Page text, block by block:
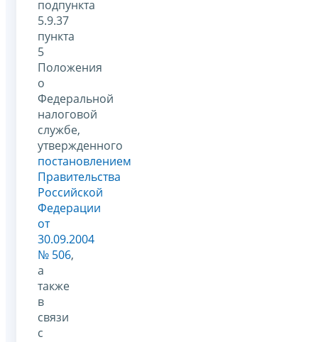
подпункта
5.9.37
пункта
5
Положения
о
Федеральной
налоговой
службе,
утвержденного
постановлением
Правительства
Российской
Федерации
от
30.09.2004
№ 506,
а
также
в
связи
с